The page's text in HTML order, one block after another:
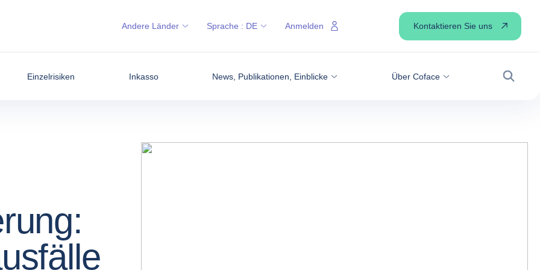
Einzelrisiken Inkasso News, Publikationen, Einblicke Über Coface
Suche
Andere Länder Sprache : DE Anmelden Kontaktieren Sie uns